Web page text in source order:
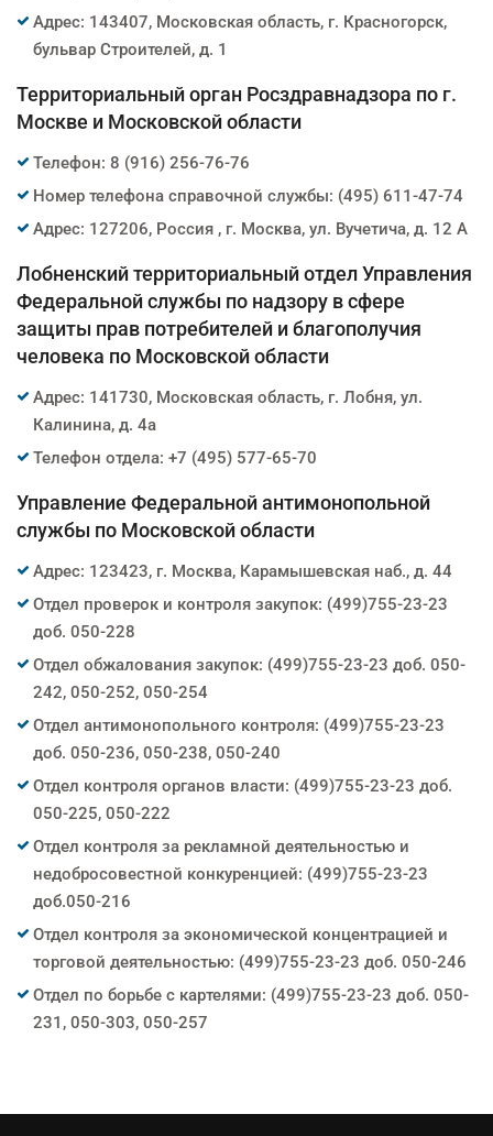
Адрес: 143407, Московская область, г. Красногорск,
бульвар Строителей, д. 1
Территориальный орган Росздравнадзора по г.
Москве и Московской области
Телефон: 8 (916) 256-76-76
Номер телефона справочной службы: (495) 611-47-74
Адрес: 127206, Россия , г. Москва, ул. Вучетича, д. 12 А
Лобненский территориальный отдел Управления
Федеральной службы по надзору в сфере
защиты прав потребителей и благополучия
человека по Московской области
Адрес: 141730, Московская область, г. Лобня, ул.
Калинина, д. 4а
Телефон отдела: +7 (495) 577-65-70
Управление Федеральной антимонопольной
службы по Московской области
Адрес: 123423, г. Москва, Карамышевская наб., д. 44
Отдел проверок и контроля закупок: (499)755-23-23
доб. 050-228
Отдел обжалования закупок: (499)755-23-23 доб. 050-
242, 050-252, 050-254
Отдел антимонопольного контроля: (499)755-23-23
доб. 050-236, 050-238, 050-240
Отдел контроля органов власти: (499)755-23-23 доб.
050-225, 050-222
Отдел контроля за рекламной деятельностью и
недобросовестной конкуренцией: (499)755-23-23
доб.050-216
Отдел контроля за экономической концентрацией и
торговой деятельностью: (499)755-23-23 доб. 050-246
Отдел по борьбе с картелями: (499)755-23-23 доб. 050-
231, 050-303, 050-257